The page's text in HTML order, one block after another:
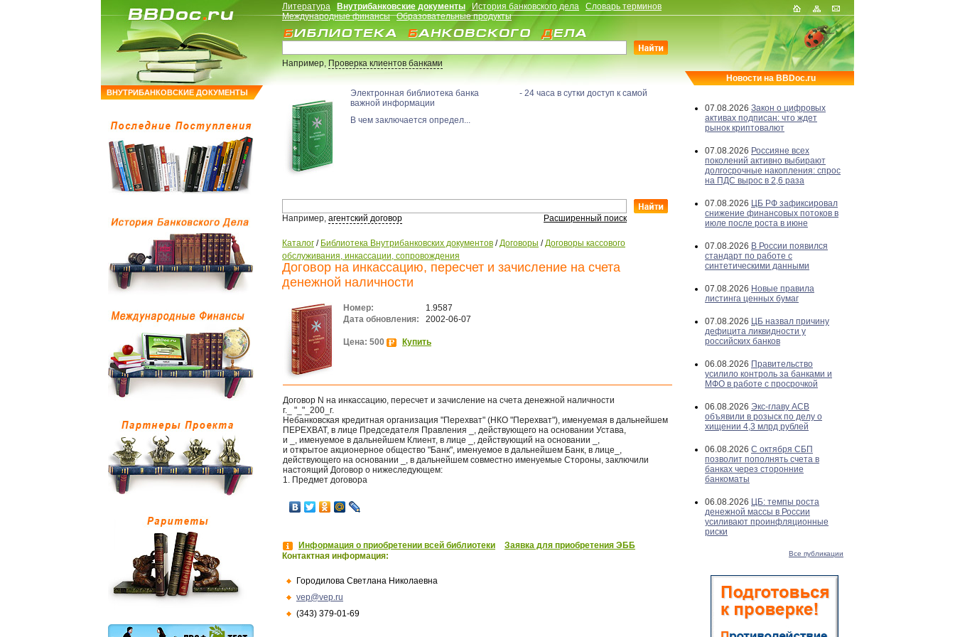
ВНУТРИБАНКОВСКИЕ ДОКУМЕНТЫ
Литература Внутрибанковские документы История банковского дела
Словарь терминов
Международные финансы
Образовательные продукты
Например,Проверка клиентов банками
Электронная библиотека банка - 24 часа в сутки доступ к самой
важной информации
В чем заключается определ...
Например, агентский договор Расширенный поиск
Каталог / Библиотека Внутрибанковских документов /Договоры /Договоры кассового
обслуживания, инкассации, сопровождения
Договор на инкассацию, пересчет и зачисление на счета
денежной наличности
Номер:
1.9587
Дата обновления:
2002-06-07
Цена: 500 Купить
Договор N на инкассацию, пересчет и зачисление на счета денежной наличности
г._ "_"_200_г.
Небанковская кредитная организация "Перехват" (НКО "Перехват"), именуемая в дальнейшем
ПЕРЕХВАТ, в лице Председателя Правления _, действующего на основании Устава,
и _, именуемое в дальнейшем Клиент, в лице _, действующий на основании _,
и открытое акционерное общество "Банк", именуемое в дальнейшем Банк, в лице_,
действующего на основании _, в дальнейшем совместно именуемые Стороны, заключили
настоящий Договор о нижеследующем:
1. Предмет договора
Информация о приобретении всей библиотеки
Заявка для приобретения ЭББ
Контактная информация:
Городилова Светлана Николаевна
vep@vep.ru
(343) 379-01-69
Новости на BBDoc.ru
07.08.2026 Закон о цифровых
активах подписан: что ждет
рынок криптовалют
07.08.2026 Россияне всех
поколений активно выбирают
долгосрочные накопления: спрос
на ПДС вырос в 2,6 раза
07.08.2026 ЦБ РФ зафиксировал
снижение финансовых потоков в
июле после роста в июне
07.08.2026 В России появился
стандарт по работе с
синтетическими данными
07.08.2026 Новые правила
листинга ценных бумаг
07.08.2026 ЦБ назвал причину
дефицита ликвидности у
российских банков
06.08.2026 Правительство
усилило контроль за банками и
МФО в работе с просрочкой
06.08.2026 Экс-главу АСВ
объявили в розыск по делу о
хищении 4,3 млрд рублей
06.08.2026 С октября СБП
позволит пополнять счета в
банках через сторонние
банкоматы
06.08.2026 ЦБ: темпы роста
денежной массы в России
усиливают проинфляционные
риски
Все публикации